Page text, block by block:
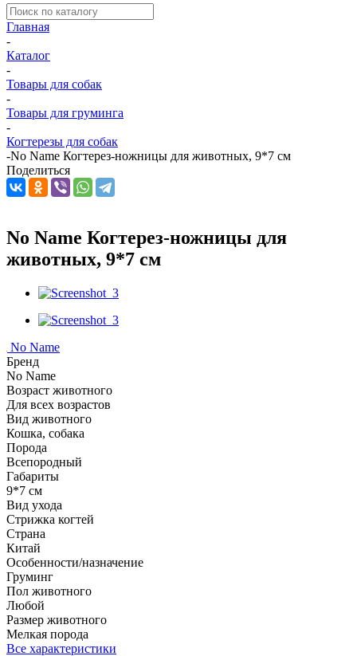
Главная
-
Каталог
-
Товары для собак
-
Товары для груминга
-
Когтерезы для собак
-No Name Когтерез-ножницы для животных, 9*7 см
Поделиться
No Name Когтерез-ножницы для
животных, 9*7 см
No Name
Бренд
No Name
Возраст животного
Для всех возрастов
Вид животного
Кошка, собака
Порода
Всепородный
Габариты
9*7 см
Вид ухода
Стрижка когтей
Страна
Китай
Особенности/назначение
Груминг
Пол животного
Любой
Размер животного
Мелкая порода
Все характеристики